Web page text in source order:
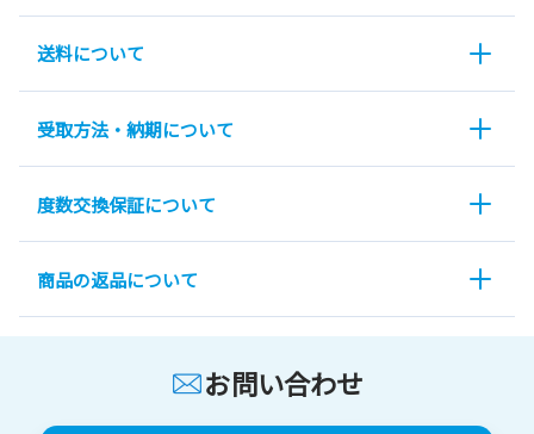
送料について
受取方法・納期について
度数交換保証について
商品の返品について
お問い合わせ